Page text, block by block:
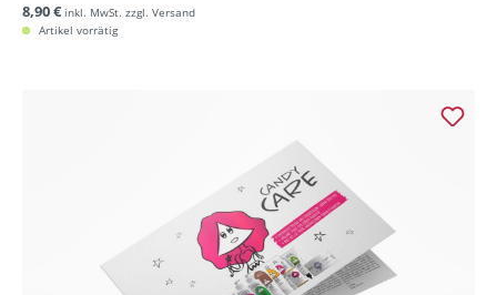
8,90 € inkl. MwSt. zzgl. Versand
Artikel vorrätig